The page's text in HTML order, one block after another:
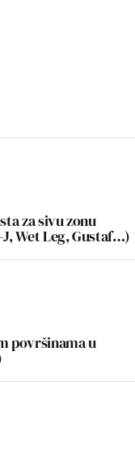
za sivu zonu
Wet Leg, Gustaf…)
površinama u